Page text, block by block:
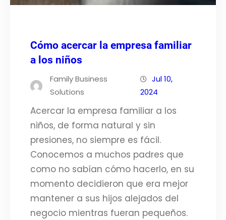
Cómo acercar la empresa familiar
a los niños
Family Business
Solutions
Jul 10,
2024
Acercar la empresa familiar a los
niños, de forma natural y sin
presiones, no siempre es fácil.
Conocemos a muchos padres que
como no sabían cómo hacerlo, en su
momento decidieron que era mejor
mantener a sus hijos alejados del
negocio mientras fueran pequeños.